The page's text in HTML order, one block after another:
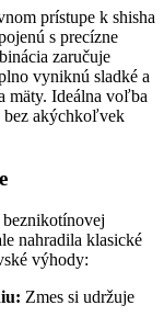
prístupe k shisha
s precízne
zaručuje
vyniknú sladké a
mäty. Ideálna voľba
bez akýchkoľvek
nahradila klasické
výhody:
Zmes si udržuje